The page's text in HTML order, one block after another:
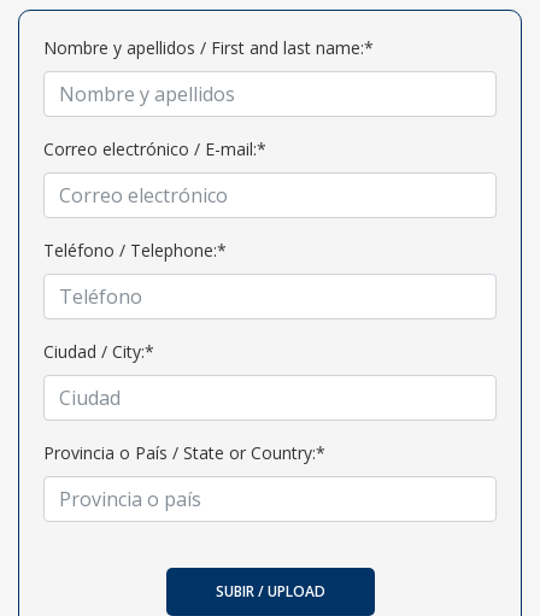
Nombre y apellidos / First and last name:*
Correo electrónico / E-mail:*
Teléfono / Telephone:*
Ciudad / City:*
Provincia o País / State or Country:*
SUBIR / UPLOAD